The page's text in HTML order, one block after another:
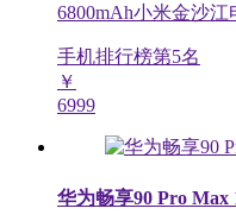
6800mAh小米金沙江
手机排行榜第5名
￥
6999
华为畅享90 Pro Max